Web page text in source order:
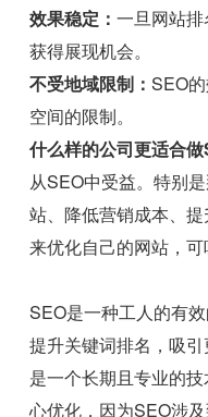
效果稳定：一旦网站
获得展现机会。
不受地域限制：SEO
空间的限制。
什么样的公司更适合
从SEO中受益。特别
站、降低营销成本、
来优化自己的网站，可
SEO是一种工人的有
提升关键词排名，吸
是一个长期且专业的
心优化，因为SEO涉